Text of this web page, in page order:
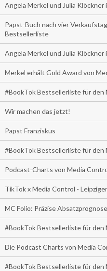
Angela Merkel und Julia Klöckner
Papst-Buch nach vier
Bestsellerliste
Angela Merkel und Julia Klöckner
Merkel erhält Gold Award von
#BookTok Bestsellerliste für den
Wir machen das jetzt!
Papst Franziskus
#BookTok Bestsellerliste für den
Podcast-Charts von Media
TikTok x Media Control -
MC Folio: Präzise
#BookTok Bestsellerliste für den
Die Podcast Charts von Media
#BookTok Bestsellerliste für den